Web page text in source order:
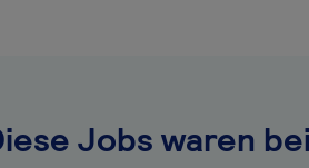
Jobs waren